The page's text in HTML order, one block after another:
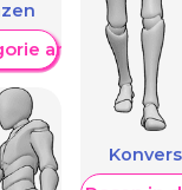
anzeigen